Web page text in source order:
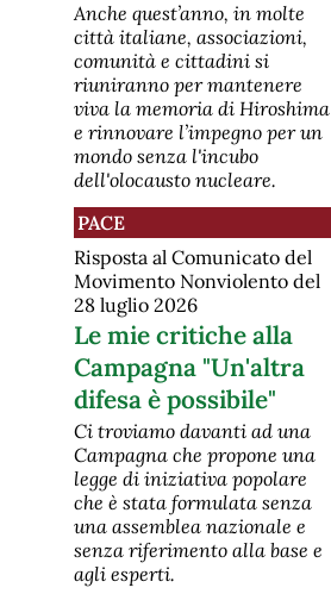
Anche quest’anno, in molte
città italiane, associazioni,
comunità e cittadini si
riuniranno per mantenere
viva la memoria di Hiroshima
e rinnovare l’impegno per un
mondo senza l'incubo
dell'olocausto nucleare.
PACE
Risposta al Comunicato del
Movimento Nonviolento del
28 luglio 2026
Le mie critiche alla
Campagna "Un'altra
difesa è possibile"
Ci troviamo davanti ad una
Campagna che propone una
legge di iniziativa popolare
che è stata formulata senza
una assemblea nazionale e
senza riferimento alla base e
agli esperti.